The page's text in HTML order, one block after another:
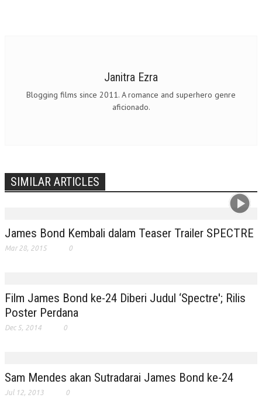
Janitra Ezra
Blogging films since 2011. A romance and superhero genre
aficionado.
SIMILAR ARTICLES
James Bond Kembali dalam Teaser Trailer SPECTRE
Mar 28, 2015 0
Film James Bond ke-24 Diberi Judul ‘Spectre'; Rilis
Poster Perdana
Dec 5, 2014 0
Sam Mendes akan Sutradarai James Bond ke-24
Jul 12, 2013 0